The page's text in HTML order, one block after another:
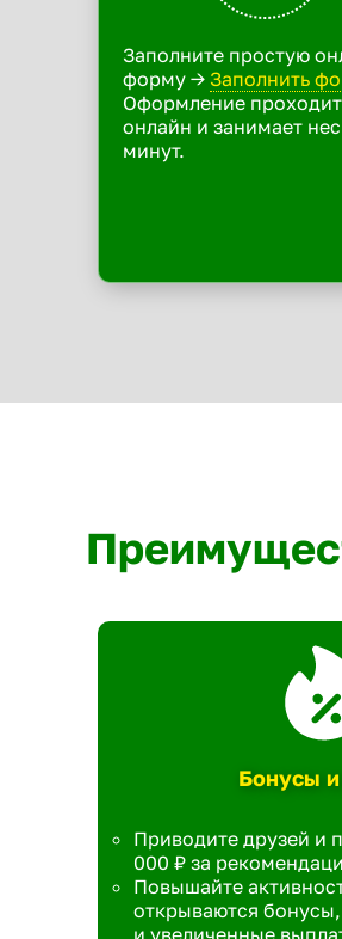
Заполните простую
форму -> Заполнить
Оформление проходит
онлайн и занимает
минут.
Бонусы
Приводите друзей и
000 ₽ за
Повышайте
открываются
и увеличенные